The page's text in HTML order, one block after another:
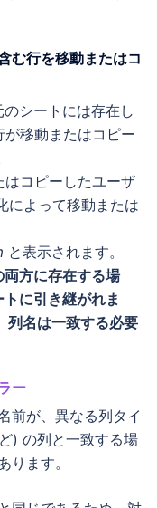
む行を移動またはコ
シートには存在し
が移動またはコピー
コピーしたユーザ
によって移動または
と表示されます。
方に存在する場
に引き継がれま
列名は一致する必要
ー
前が、異なる列タイ
) の列と一致する場
ります。